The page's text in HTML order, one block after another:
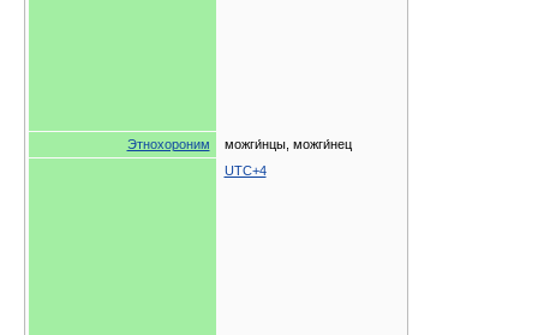
Этнохороним можги́нцы, можги́нец
UTC+4